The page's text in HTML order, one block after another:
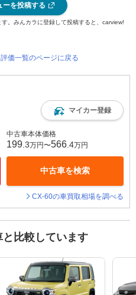
ーを投稿する
。みんカラに登録して投稿すると、carview!
価一覧のページに戻る
マイカー登録
中古車本体価格
199 .3万円〜566 .4万円
中古車を検索
CX-60の車買取相場を調べる
比較しています